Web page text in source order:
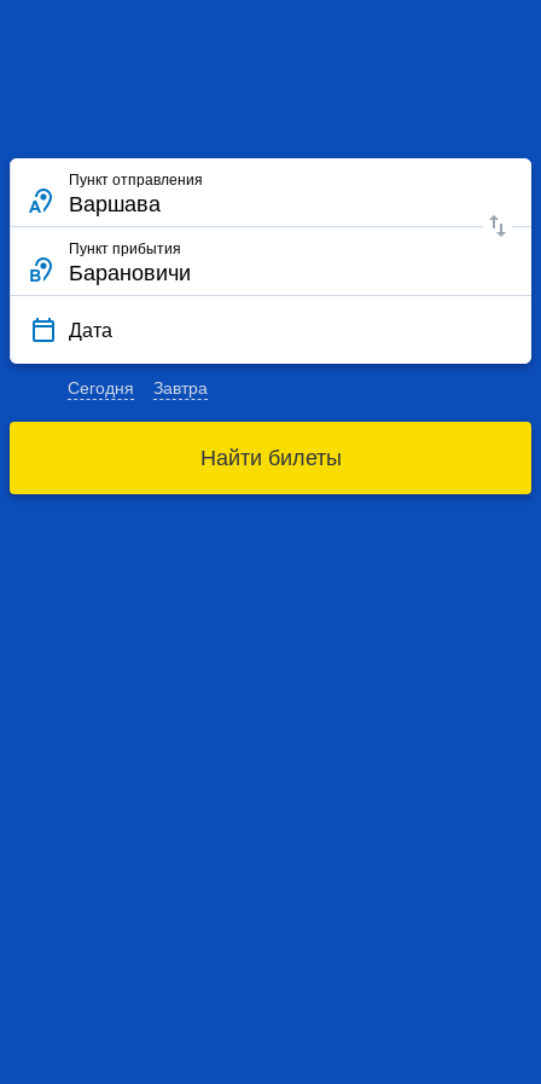
Пункт отправления
Пункт прибытия
Дата
Сегодня Завтра
Найти билеты